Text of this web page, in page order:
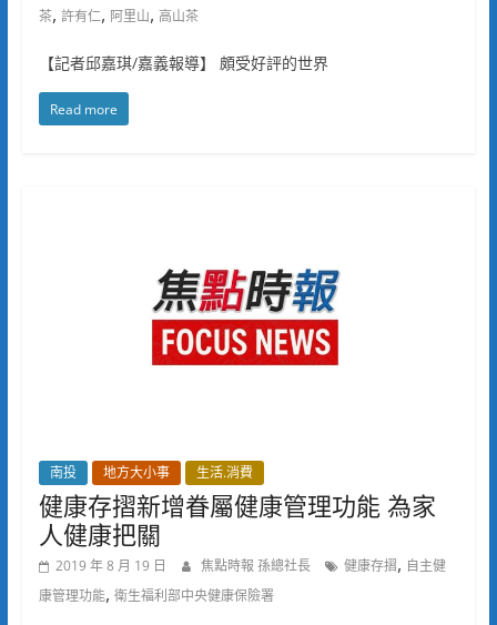
茶, 許有仁, 阿里山, 高山茶
【記者邱嘉琪/嘉義報導】 頗受好評的世界
Read more
南投 地方大小事 生活.消費
健康存摺新增眷屬健康管理功能 為家
人健康把關
2019 年 8 月 19 日 焦點時報 孫總社長 健康存摺, 自主健
康管理功能, 衛生福利部中央健康保險署